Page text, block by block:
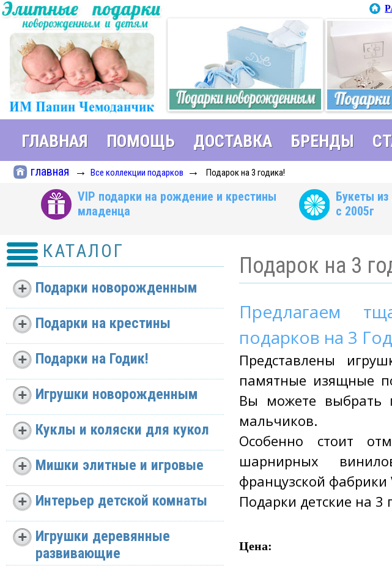
ГЛАВНАЯ ПОМОЩЬ ДОСТАВКА БРЕНДЫ
главная → Все коллекции подарков → Подарок на 3 годика!
VIP подарки на рождение и крестины
младенца
Букеты
с 2005г
КАТАЛОГ
Подарки новорожденным
Подарки на крестины
Подарки на Годик!
Игрушки новорожденным
Куклы и коляски для кукол
Мишки элитные и игровые
Интерьер детской комнаты
Игрушки деревянные
развивающие
Подарок на 3
Предлагаем
подарков на 3
Представлены
памятные изящные
Вы можете выбрать
мальчиков.
Особенно стоит
шарнирных
французской фабрики
Подарки детские на 3
Цена: